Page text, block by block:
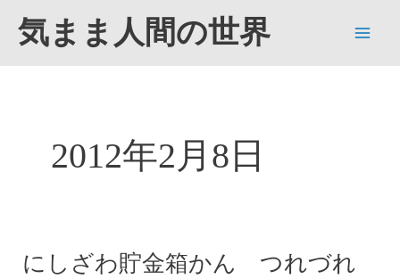
気まま人間の世界
2012年2月8日
にしざわ貯金箱かん つれづれ